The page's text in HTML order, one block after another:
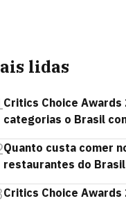
lidas
Critics Choice Awards
categorias o Brasil
Quanto custa comer
restaurantes do Brasil
Critics Choice Awards